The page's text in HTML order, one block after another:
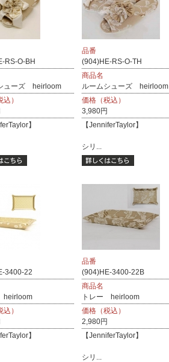
RS-O-BH
ューズ heirloom
）
】
品番
(904)HE-RS-O-TH
商品名
ルームシューズ heirloom
価格（税込）
3,980円
【JenniferTaylor】
シリ...
3400-22
heirloom
）
】
品番
(904)HE-3400-22B
商品名
トレー heirloom
価格（税込）
2,980円
【JenniferTaylor】
シリ...